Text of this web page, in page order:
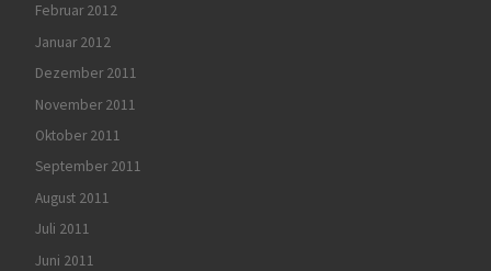
Februar 2012
Januar 2012
Dezember 2011
November 2011
Oktober 2011
September 2011
August 2011
Juli 2011
Juni 2011